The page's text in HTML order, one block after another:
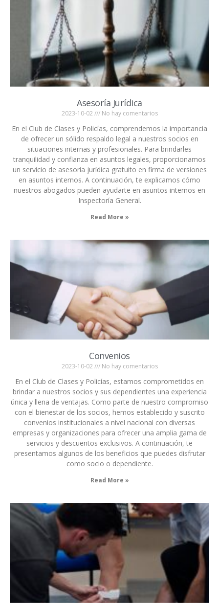
Asesoría Jurídica
2023-10-02 No hay comentarios
En el Club de Clases y Policías, comprendemos la importancia
de ofrecer un sólido respaldo legal a nuestros socios en
situaciones internas y profesionales. Para brindarles
tranquilidad y confianza en asuntos legales, proporcionamos
un servicio de asesoría jurídica gratuito en firma de versiones
en asuntos internos. A continuación, te explicamos cómo
nuestros abogados pueden ayudarte en asuntos internos en
Inspectoría General.
Read More »
Convenios
2023-10-02 No hay comentarios
En el Club de Clases y Policías, estamos comprometidos en
brindar a nuestros socios y sus dependientes una experiencia
única y llena de ventajas. Como parte de nuestro compromiso
con el bienestar de los socios, hemos establecido y suscrito
convenios institucionales a nivel nacional con diversas
empresas y organizaciones para ofrecer una amplia gama de
servicios y descuentos exclusivos. A continuación, te
presentamos algunos de los beneficios que puedes disfrutar
como socio o dependiente.
Read More »